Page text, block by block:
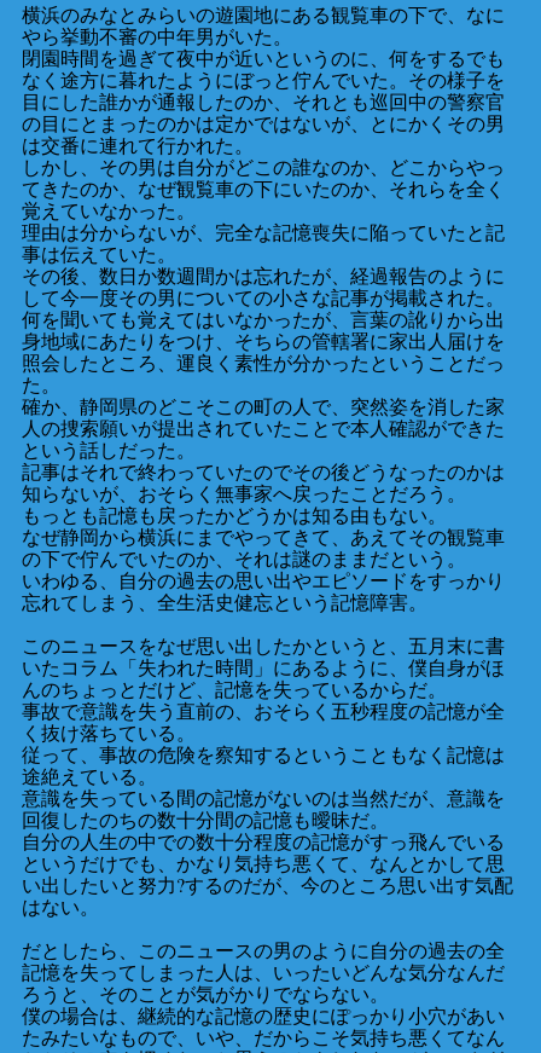
横浜のみなとみらいの遊園地にある観覧車の下で、なに
やら挙動不審の中年男がいた。
閉園時間を過ぎて夜中が近いというのに、何をするでも
なく途方に暮れたようにぼっと佇んでいた。その様子を
目にした誰かが通報したのか、それとも巡回中の警察官
の目にとまったのかは定かではないが、とにかくその男
は交番に連れて行かれた。
しかし、その男は自分がどこの誰なのか、どこからやっ
てきたのか、なぜ観覧車の下にいたのか、それらを全く
覚えていなかった。
理由は分からないが、完全な記憶喪失に陥っていたと記
事は伝えていた。
その後、数日か数週間かは忘れたが、経過報告のように
して今一度その男についての小さな記事が掲載された。
何を聞いても覚えてはいなかったが、言葉の訛りから出
身地域にあたりをつけ、そちらの管轄署に家出人届けを
照会したところ、運良く素性が分かったということだっ
た。
確か、静岡県のどこそこの町の人で、突然姿を消した家
人の捜索願いが提出されていたことで本人確認ができた
という話しだった。
記事はそれで終わっていたのでその後どうなったのかは
知らないが、おそらく無事家へ戻ったことだろう。
もっとも記憶も戻ったかどうかは知る由もない。
なぜ静岡から横浜にまでやってきて、あえてその観覧車
の下で佇んでいたのか、それは謎のままだという。
いわゆる、自分の過去の思い出やエピソードをすっかり
忘れてしまう、全生活史健忘という記憶障害。
このニュースをなぜ思い出したかというと、五月末に書
いたコラム「失われた時間」にあるように、僕自身がほ
んのちょっとだけど、記憶を失っているからだ。
事故で意識を失う直前の、おそらく五秒程度の記憶が全
く抜け落ちている。
従って、事故の危険を察知するということもなく記憶は
途絶えている。
意識を失っている間の記憶がないのは当然だが、意識を
回復したのちの数十分間の記憶も曖昧だ。
自分の人生の中での数十分程度の記憶がすっ飛んでいる
というだけでも、かなり気持ち悪くて、なんとかして思
い出したいと努力?するのだが、今のところ思い出す気配
はない。
だとしたら、このニュースの男のように自分の過去の全
記憶を失ってしまった人は、いったいどんな気分なんだ
ろうと、そのことが気がかりでならない。
僕の場合は、継続的な記憶の歴史にぽっかり小穴があい
たみたいなもので、いや、だからこそ気持ち悪くてなん